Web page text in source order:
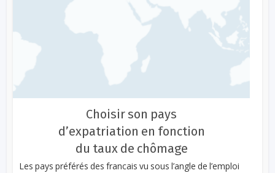
Choisir son pays
d’expatriation en fonction
du taux de chômage
Les pays préférés des francais vu sous l’angle de l’emploi